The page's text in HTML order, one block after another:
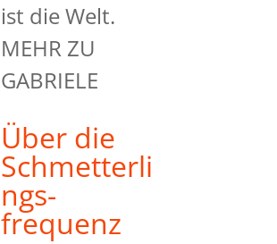
ist die Welt.
MEHR ZU
GABRIELE
Über die
Schmetterli
ngs-
frequenz